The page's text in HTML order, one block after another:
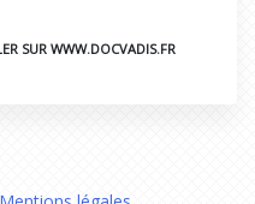
SUR WWW.DOCVADIS.FR